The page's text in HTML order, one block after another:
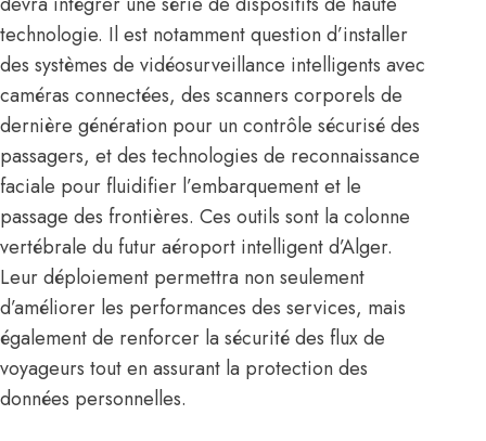
technologie. Il est notamment question d’installer
des systèmes de vidéosurveillance intelligents avec
caméras connectées, des scanners corporels de
dernière génération pour un contrôle sécurisé des
passagers, et des technologies de reconnaissance
faciale pour fluidifier l’embarquement et le
passage des frontières. Ces outils sont la colonne
vertébrale du futur aéroport intelligent d’Alger.
Leur déploiement permettra non seulement
d’améliorer les performances des services, mais
également de renforcer la sécurité des flux de
voyageurs tout en assurant la protection des
données personnelles.